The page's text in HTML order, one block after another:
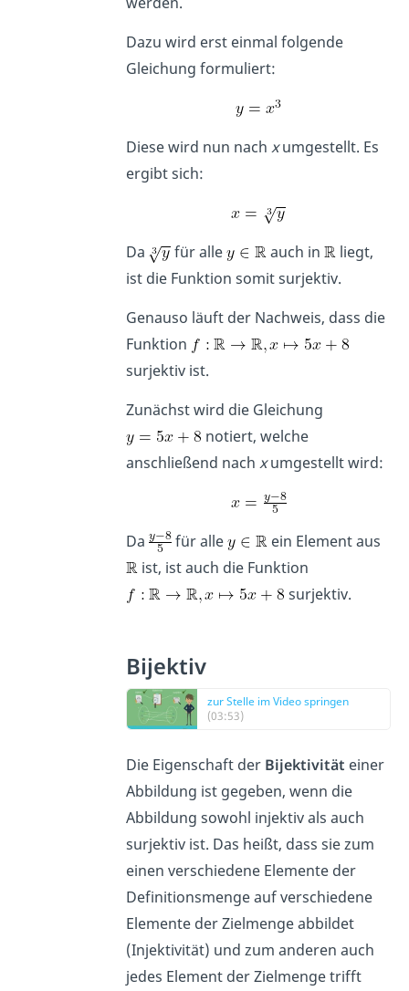
Dazu wird erst einmal folgende
Gleichung formuliert:
Diese wird nun nach xumgestellt. Es
ergibt sich:
Da für alle auch in
liegt,
ist die Funktion somit surjektiv.
Genauso läuft der Nachweis, dass die
Funktion
surjektiv ist.
Zunächst wird die Gleichung
notiert, welche
anschließend nachxumgestellt wird:
Da für alle
ein Element aus
ist, ist auch die Funktion
surjektiv.
Bijektiv
zur Stelle im Video springen
(03:53)
Die Eigenschaft der Bijektivität einer
Abbildung ist gegeben, wenn die
Abbildung sowohl injektiv als auch
surjektiv ist. Das heißt, dass sie zum
einen verschiedene Elemente der
Definitionsmenge auf verschiedene
Elemente der Zielmenge abbildet
(Injektivität) und zum anderen auch
jedes Element der Zielmenge trifft